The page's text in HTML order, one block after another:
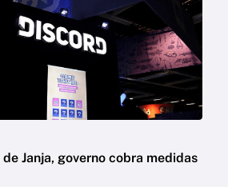
Janja, governo cobra medidas